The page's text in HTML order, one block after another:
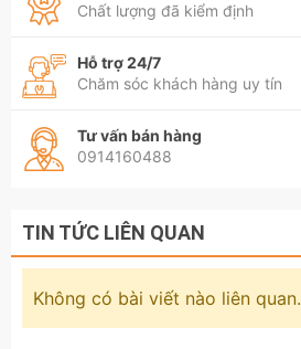
Chất lượng đã kiểm định
Hỗ trợ 24/7
Chăm sóc khách hàng uy tín
Tư vấn bán hàng
0914160488
TIN TỨC LIÊN QUAN
Không có bài viết nào liên quan.